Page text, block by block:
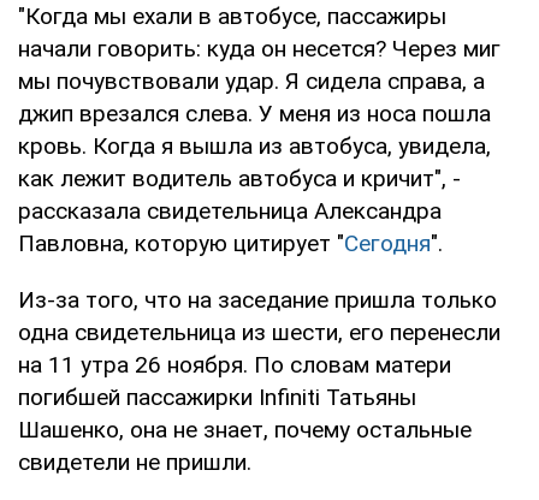
"Когда мы ехали в автобусе, пассажиры
начали говорить: куда он несется? Через миг
мы почувствовали удар. Я сидела справа, а
джип врезался слева. У меня из носа пошла
кровь. Когда я вышла из автобуса, увидела,
как лежит водитель автобуса и кричит", -
рассказала свидетельница Александра
Павловна, которую цитирует "Сегодня".
Из-за того, что на заседание пришла только
одна свидетельница из шести, его перенесли
на 11 утра 26 ноября. По словам матери
погибшей пассажирки Infiniti Татьяны
Шашенко, она не знает, почему остальные
свидетели не пришли.